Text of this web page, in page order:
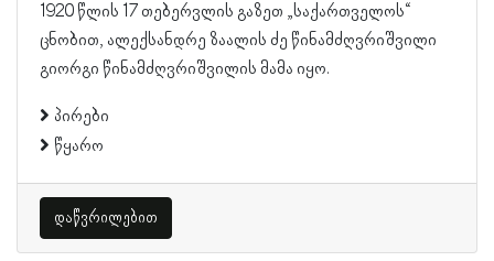
1920 წლის 17 თებერვლის გაზეთ „საქართველოს“
ცნობით, ალექსანდრე ზაალის ძე წინამძღვრიშვილი
გიორგი წინამძღვრიშვილის მამა იყო.
პირები
წყარო
დაწვრილებით